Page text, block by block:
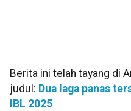
Berita ini telah tayang di
judul: Dua laga panas
IBL 2025